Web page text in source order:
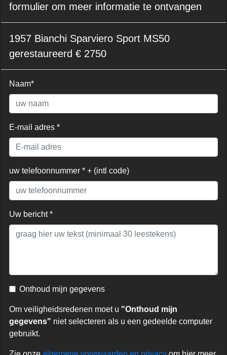
formulier om meer informatie te ontvangen
1957 Bianchi Sparviero Sport MS50
gerestaureerd € 2750
Naam*
E-mail adres *
uw telefoonnummer * + (intl code)
Uw bericht *
Onthoud mijn gegevens
Om veiligheidsredenen moet u "Onthoud mijn
gegevens" niet selecteren als u een gedeelde computer
gebruikt.